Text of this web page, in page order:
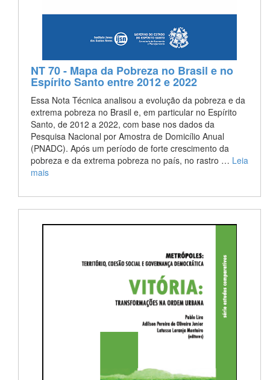
NT 70 - Mapa da Pobreza no Brasil e no
Espírito Santo entre 2012 e 2022
Essa Nota Técnica analisou a evolução da pobreza e da
extrema pobreza no Brasil e, em particular no Espírito
Santo, de 2012 a 2022, com base nos dados da
Pesquisa Nacional por Amostra de Domicílio Anual
(PNADC). Após um período de forte crescimento da
pobreza e da extrema pobreza no país, no rastro … Leia
mais